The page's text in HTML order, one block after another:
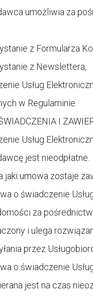
umożliwia za
z Formularza
z Newslettera,
Usług
w Regulaminie.
I
Usług
jest nieodpłatne.
jaki umowa zostaje
o świadczenie
za
i ulega
przez
o świadczenie
jest na czas